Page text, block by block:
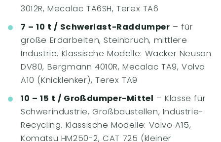
3012R, Mecalac TA6SH, Terex TA6
7 – 10 t / Schwerlast-Raddumper – für
große Erdarbeiten, Steinbruch, mittlere
Industrie. Klassische Modelle: Wacker Neuson
DV80, Bergmann 4010R, Mecalac TA9, Volvo
A10 (Knicklenker), Terex TA9
10 – 15 t / Großdumper-Mittel – Klasse für
Schwerindustrie, Großbaustellen, Industrie-
Recycling. Klassische Modelle: Volvo A15,
Komatsu HM250-2, CAT 725 (kleiner